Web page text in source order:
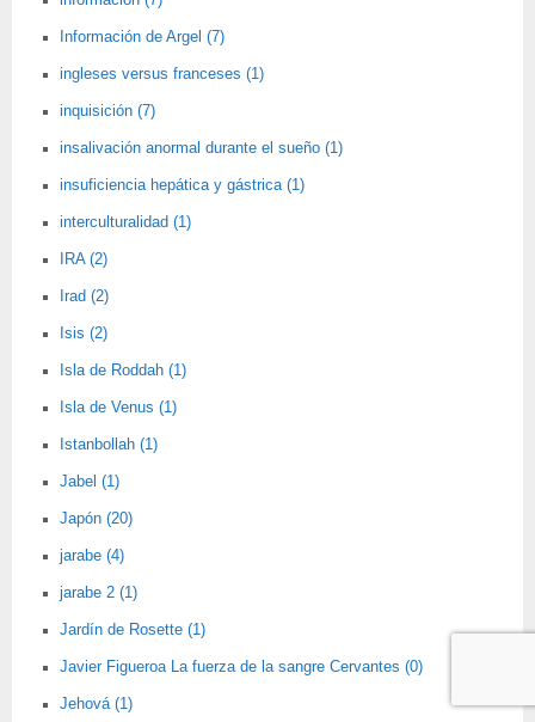
Información de Argel (7)
ingleses versus franceses (1)
inquisición (7)
insalivación anormal durante el sueño (1)
insuficiencia hepática y gástrica (1)
interculturalidad (1)
IRA (2)
Irad (2)
Isis (2)
Isla de Roddah (1)
Isla de Venus (1)
Istanbollah (1)
Jabel (1)
Japón (20)
jarabe (4)
jarabe 2 (1)
Jardín de Rosette (1)
Javier Figueroa La fuerza de la sangre Cervantes (0)
Jehová (1)